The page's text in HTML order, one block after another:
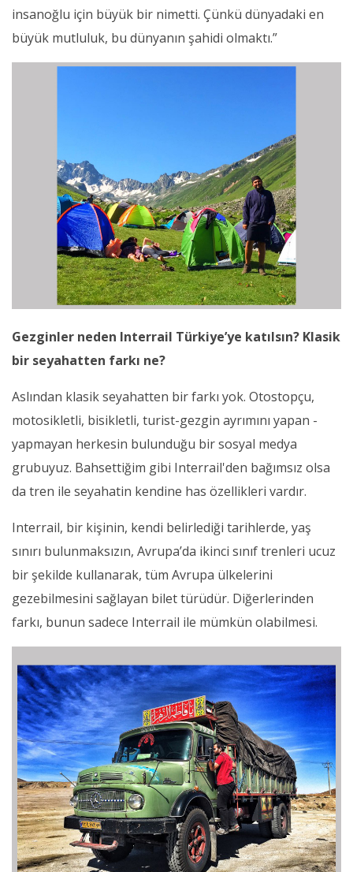
insanoğlu için büyük bir nimetti. Çünkü dünyadaki en
büyük mutluluk, bu dünyanın şahidi olmaktı.”
Gezginler neden Interrail Türkiye’ye katılsın? Klasik
bir seyahatten farkı ne?
Aslından klasik seyahatten bir farkı yok. Otostopçu,
motosikletli, bisikletli, turist-gezgin ayrımını yapan -
yapmayan herkesin bulunduğu bir sosyal medya
grubuyuz. Bahsettiğim gibi Interrail'den bağımsız olsa
da tren ile seyahatin kendine has özellikleri vardır.
Interrail, bir kişinin, kendi belirlediği tarihlerde, yaş
sınırı bulunmaksızın, Avrupa’da ikinci sınıf trenleri ucuz
bir şekilde kullanarak, tüm Avrupa ülkelerini
gezebilmesini sağlayan bilet türüdür. Diğerlerinden
farkı, bunun sadece Interrail ile mümkün olabilmesi.